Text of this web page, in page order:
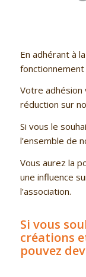
En adhérant à
Votre
réduction sur
Si vous le
l’ensemble de
Vous aurez la
une influence
l’association.
Si vous
créations
pouvez